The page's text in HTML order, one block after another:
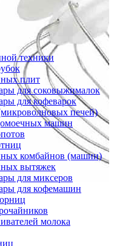
техники
плит
для соковыжималок
для кофеварок
печей)
машин
комбайнов (машин)
вытяжек
для миксеров
для кофемашин
молока